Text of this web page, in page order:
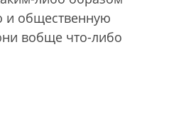
и общественную
вобще что-либо